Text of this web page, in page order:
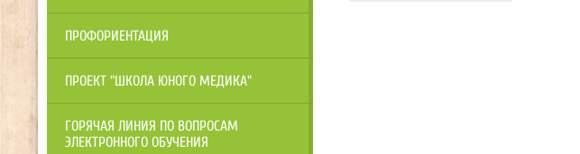
ПРОФОРИЕНТАЦИЯ
ПРОЕКТ "ШКОЛА ЮНОГО МЕДИКА"
ГОРЯЧАЯ ЛИНИЯ ПО ВОПРОСАМ
ЭЛЕКТРОННОГО ОБУЧЕНИЯ